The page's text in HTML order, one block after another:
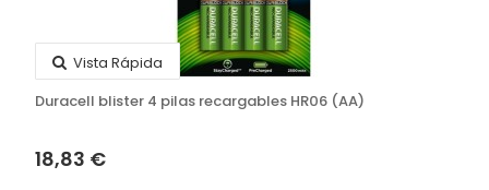
Vista Rápida
Duracell blister 4 pilas recargables HR06 (AA)
18,83 €